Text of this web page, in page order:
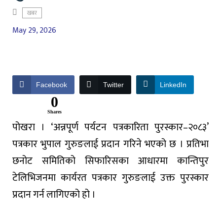
खबर
May 29, 2026
Facebook Twitter LinkedIn
0
Shares
पोखरा । ‘अन्नपूर्ण पर्यटन पत्रकारिता पुरस्कार–२०८३’
पत्रकार भुपाल गुरुङलाई प्रदान गरिने भएको छ । प्रतिभा
छनोट समितिको सिफारिसका आधारमा कान्तिपुर
टेलिभिजनमा कार्यरत पत्रकार गुरुङलाई उक्त पुरस्कार
प्रदान गर्न लागिएको हो ।